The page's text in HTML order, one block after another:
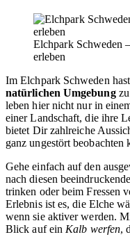
Elchpark Schweden
erleben
Im Elchpark Schweden
natürlichen Umgebungzu
leben hier nicht nur in
einer Landschaft, die ihre
bietet Dir zahlreiche
ganz ungestört beobachten
Gehe einfach auf den
nach diesen
trinken oder beim Fressen
Erlebnis ist es, die Elche
wenn sie aktiver werden.
Blick auf ein Kalb werfen,